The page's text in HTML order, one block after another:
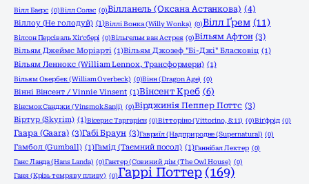
Вілл Баєрс (0)Вілл Солас (0)Вілланель (Оксана Астанкова) (4)
Віллоу (Не голодуй) (1)Віллі Вонка (Willy Wonka) (0)Вілл Ґрем (11)
Вілсон Персіваль Хіґсбері (0)Вільгельм ван Астрея (0)Вільям Афтон (3)
Вільям Джеймс Моріарті (1)Вільям Джозеф "Бі-Джі" Бласковіц (1)
Вільям Леннокс (William Lennox, Трансформери) (1)
Вільям Овербек (William Overbeck) (0)Вінн (Dragon Age) (0)
Вінні Вінсент / Vinnie Vinsent (1)Вінсент Креб (6)
Вінсмок Санджи (Vinsmok Sanji) (0)Вірджинія Пеппер Поттс (3)
Віртур (Skyrim) (1)Вісерис Таргарієн (0)Вітторіно (Vittorino, 8:11) (0)Віґфрід (0)
Гаара (Gaara) (3)Габі Браун (3)Гавриїл (Надприродне (Supernatural) (0)
Гамбол (Gumball) (1)Гамід (Таємний посол) (1)Ганнібал Лектер (0)
Ганс Ланда (Hans Landa) (0)Гантер (Совиний дім (The Owl House) (0)
Ганя (Крізь темряву пливу) (0)Гаррі Поттер (169)